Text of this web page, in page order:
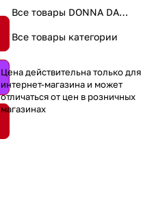
Все товары DONNA DANIELLA
Все товары категории
Цена действительна только для
интернет-магазина и может
отличаться от цен в розничных
магазинах